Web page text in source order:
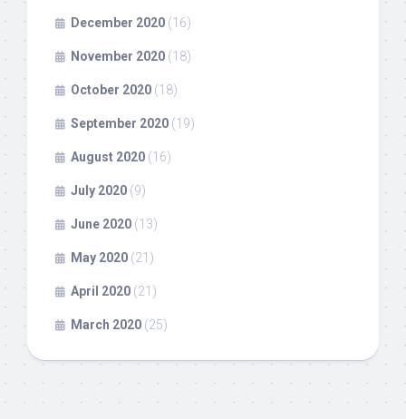
December 2020 (16)
November 2020 (18)
October 2020 (18)
September 2020 (19)
August 2020 (16)
July 2020 (9)
June 2020 (13)
May 2020 (21)
April 2020 (21)
March 2020 (25)